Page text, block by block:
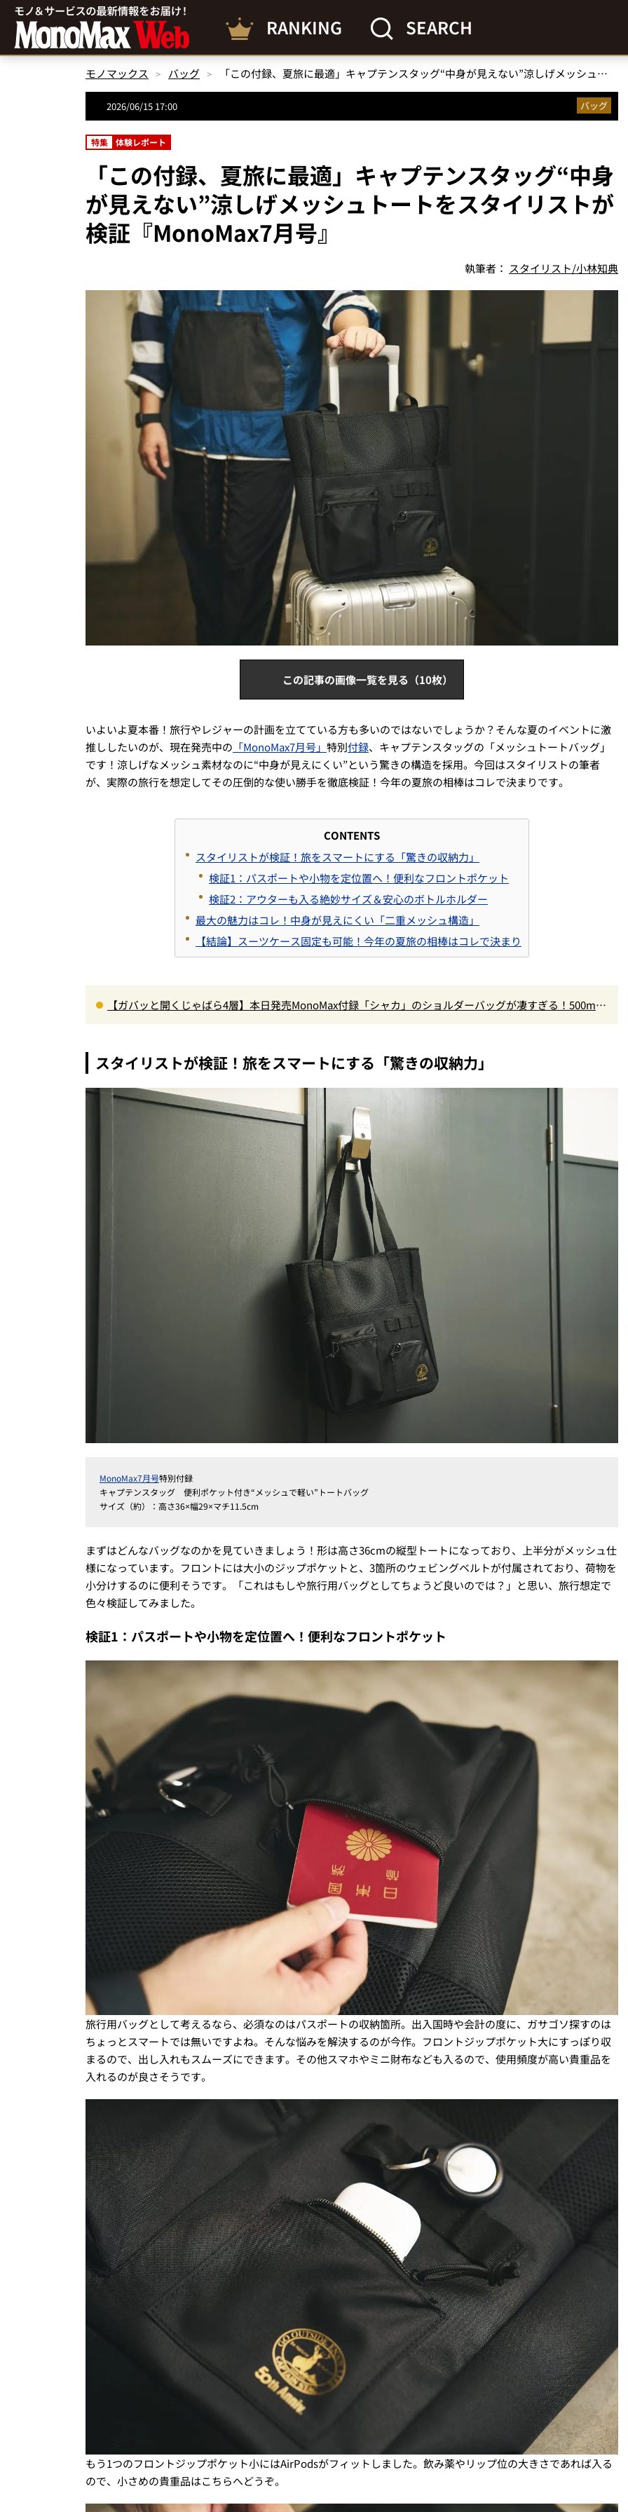
RANKING SEARCH
モノマックス バッグ 「この付録、夏旅に最適」キャプテンスタッグ“中身が見えない”涼しげメッシュトートをスタイリストが検証『MonoMax7月号』
2026/06/15 17:00 バッグ
特集 体験レポート
「この付録、夏旅に最適」キャプテンスタッグ“中身
が見えない”涼しげメッシュトートをスタイリストが
検証『MonoMax7月号』
執筆者： スタイリスト/小林知典
この記事の画像一覧を見る（10枚）
いよいよ夏本番！旅行やレジャーの計画を立てている方も多いのではないでしょうか？そんな夏のイベントに激
推ししたいのが、現在発売中の 「MonoMax7月号」 特別付録、キャプテンスタッグの「メッシュトートバッグ」
です！涼しげなメッシュ素材なのに“中身が見えにくい”という驚きの構造を採用。今回はスタイリストの筆者
が、実際の旅行を想定してその圧倒的な使い勝手を徹底検証！今年の夏旅の相棒はコレで決まりです。
CONTENTS
スタイリストが検証！旅をスマートにする「驚きの収納力」
検証1：パスポートや小物を定位置へ！便利なフロントポケット
検証2：アウターも入る絶妙サイズ＆安心のボトルホルダー
最大の魅力はコレ！中身が見えにくい「二重メッシュ構造」
【結論】スーツケース固定も可能！今年の夏旅の相棒はコレで決まり
【ガバッと開くじゃばら4層】本日発売MonoMax付録「シャカ」のショルダーバッグが凄すぎる！500mL
スタイリストが検証！旅をスマートにする「驚きの収納力」
MonoMax7月号特別付録
キャプテンスタッグ 便利ポケット付き“メッシュで軽い”トートバッグ
サイズ（約）：高さ36×幅29×マチ11.5cm
まずはどんなバッグなのかを見ていきましょう！形は高さ36cmの縦型トートになっており、上半分がメッシュ仕
様になっています。フロントには大小のジップポケットと、3箇所のウェビングベルトが付属されており、荷物を
小分けするのに便利そうです。「これはもしや旅行用バッグとしてちょうど良いのでは？」と思い、旅行想定で
色々検証してみました。
検証1：パスポートや小物を定位置へ！便利なフロントポケット
旅行用バッグとして考えるなら、必須なのはパスポートの収納箇所。出入国時や会計の度に、ガサゴソ探すのは
ちょっとスマートでは無いですよね。そんな悩みを解決するのが今作。フロントジップポケット大にすっぽり収
まるので、出し入れもスムーズにできます。その他スマホやミニ財布なども入るので、使用頻度が高い貴重品を
入れるのが良さそうです。
もう1つのフロントジップポケット小にはAirPodsがフィットしました。飲み薬やリップ位の大きさであれば入る
ので、小さめの貴重品はこちらへどうぞ。